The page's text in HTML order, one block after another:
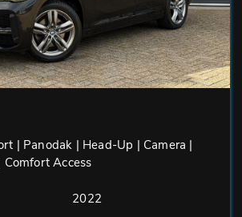
| Panodak | Head-Up | Camera |
Access
2022